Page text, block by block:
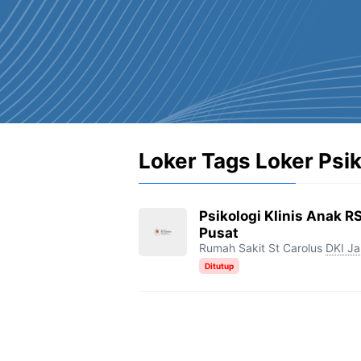
Loker Tags Loker
Psikologi Klinis Anak
Pusat
Rumah Sakit St Carolus DKI
Ditutup